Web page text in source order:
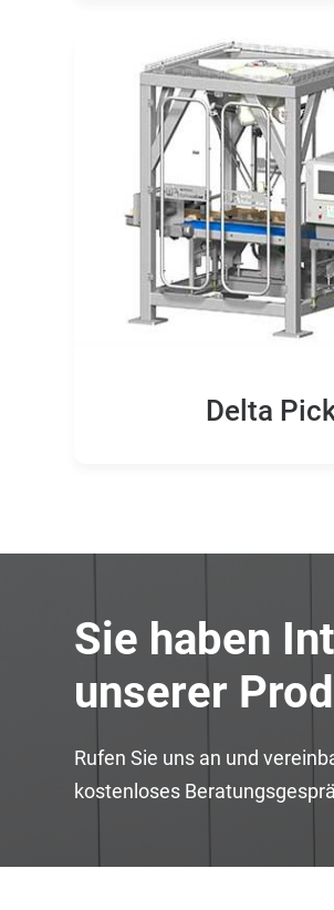
Delta
Sie haben
unserer
Rufen Sie uns an und
kostenloses